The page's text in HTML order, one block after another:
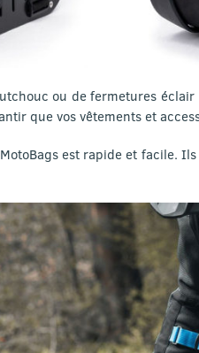
ou de fermetures
que vos vêtements et
est rapide et facile.